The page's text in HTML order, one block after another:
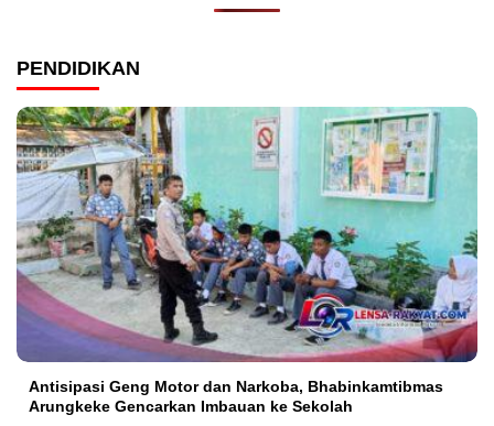
PENDIDIKAN
Antisipasi Geng Motor dan Narkoba, Bhabinkamtibmas
Arungkeke Gencarkan Imbauan ke Sekolah